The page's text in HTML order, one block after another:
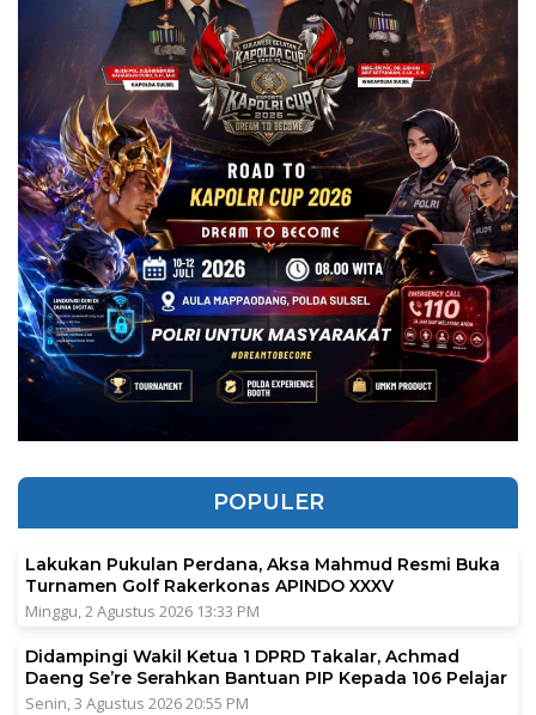
POPULER
Lakukan Pukulan Perdana, Aksa Mahmud Resmi Buka
Turnamen Golf Rakerkonas APINDO XXXV
Minggu, 2 Agustus 2026 13:33 PM
Didampingi Wakil Ketua 1 DPRD Takalar, Achmad
Daeng Se’re Serahkan Bantuan PIP Kepada 106 Pelajar
Senin, 3 Agustus 2026 20:55 PM